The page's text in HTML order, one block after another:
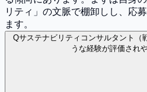
リティ」の文脈で棚卸しし、応
ます。
Qサステナビリティコンサルタント（
うな経験が評価され